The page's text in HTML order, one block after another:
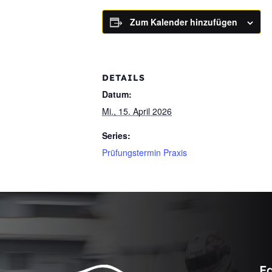
Zum Kalender hinzufügen
DETAILS
Datum:
Mi., 15. April 2026
Series:
Prüfungstermin Praxis